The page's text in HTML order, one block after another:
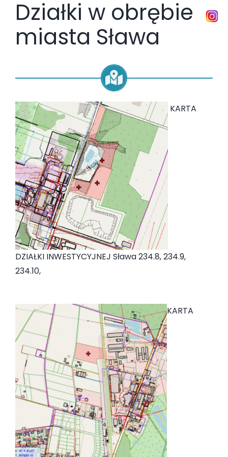
Działki w obrębie
miasta Sława
KARTA
DZIAŁKI INWESTYCYJNEJ Sława 234.8, 234.9,
234.10,
KARTA